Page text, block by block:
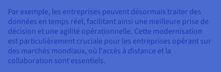
Par exemple, les entreprises peuvent désormais traiter des
données en temps réel, facilitant ainsi une meilleure prise de
décision et une agilité opérationnelle. Cette modernisation
est particulièrement cruciale pour les entreprises opérant sur
des marchés mondiaux, où l'accès à distance et la
collaboration sont essentiels.